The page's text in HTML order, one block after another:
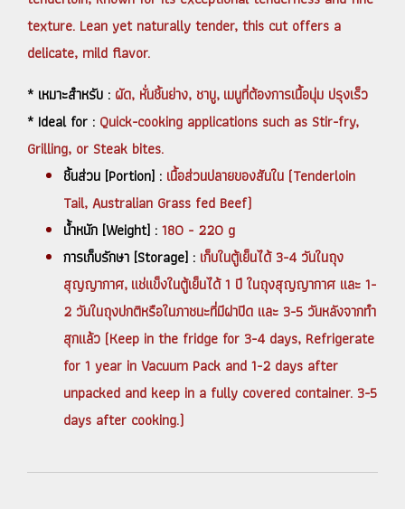
texture. Lean yet naturally tender, this cut offers a
delicate, mild flavor.
* เหมาะสำหรับ : ผัด, หั่นชิ้นย่าง, ชาบู, เมนูที่ต้องการเนื้อนุ่ม ปรุงเร็ว
* Ideal for : Quick-cooking applications such as Stir-fry,
Grilling, or Steak bites.
ชิ้นส่วน [Portion] : เนื้อส่วนปลายของสันใน (Tenderloin
Tail, Australian Grass fed Beef)
น้ำหนัก [Weight] : 180 - 220 g
การเก็บรักษา [Storage] : เก็บในตู้เย็นได้ 3-4 วันในถุง
สุญญากาศ, แช่แข็งในตู้เย็นได้ 1 ปี ในถุงสุญญากาศ และ 1-
2 วันในถุงปกติหรือในภาชนะที่มีฝาปิด และ 3-5 วันหลังจากทำ
สุกแล้ว (Keep in the fridge for 3-4 days, Refrigerate
for 1 year in Vacuum Pack and 1-2 days after
unpacked and keep in a fully covered container. 3-5
days after cooking.)